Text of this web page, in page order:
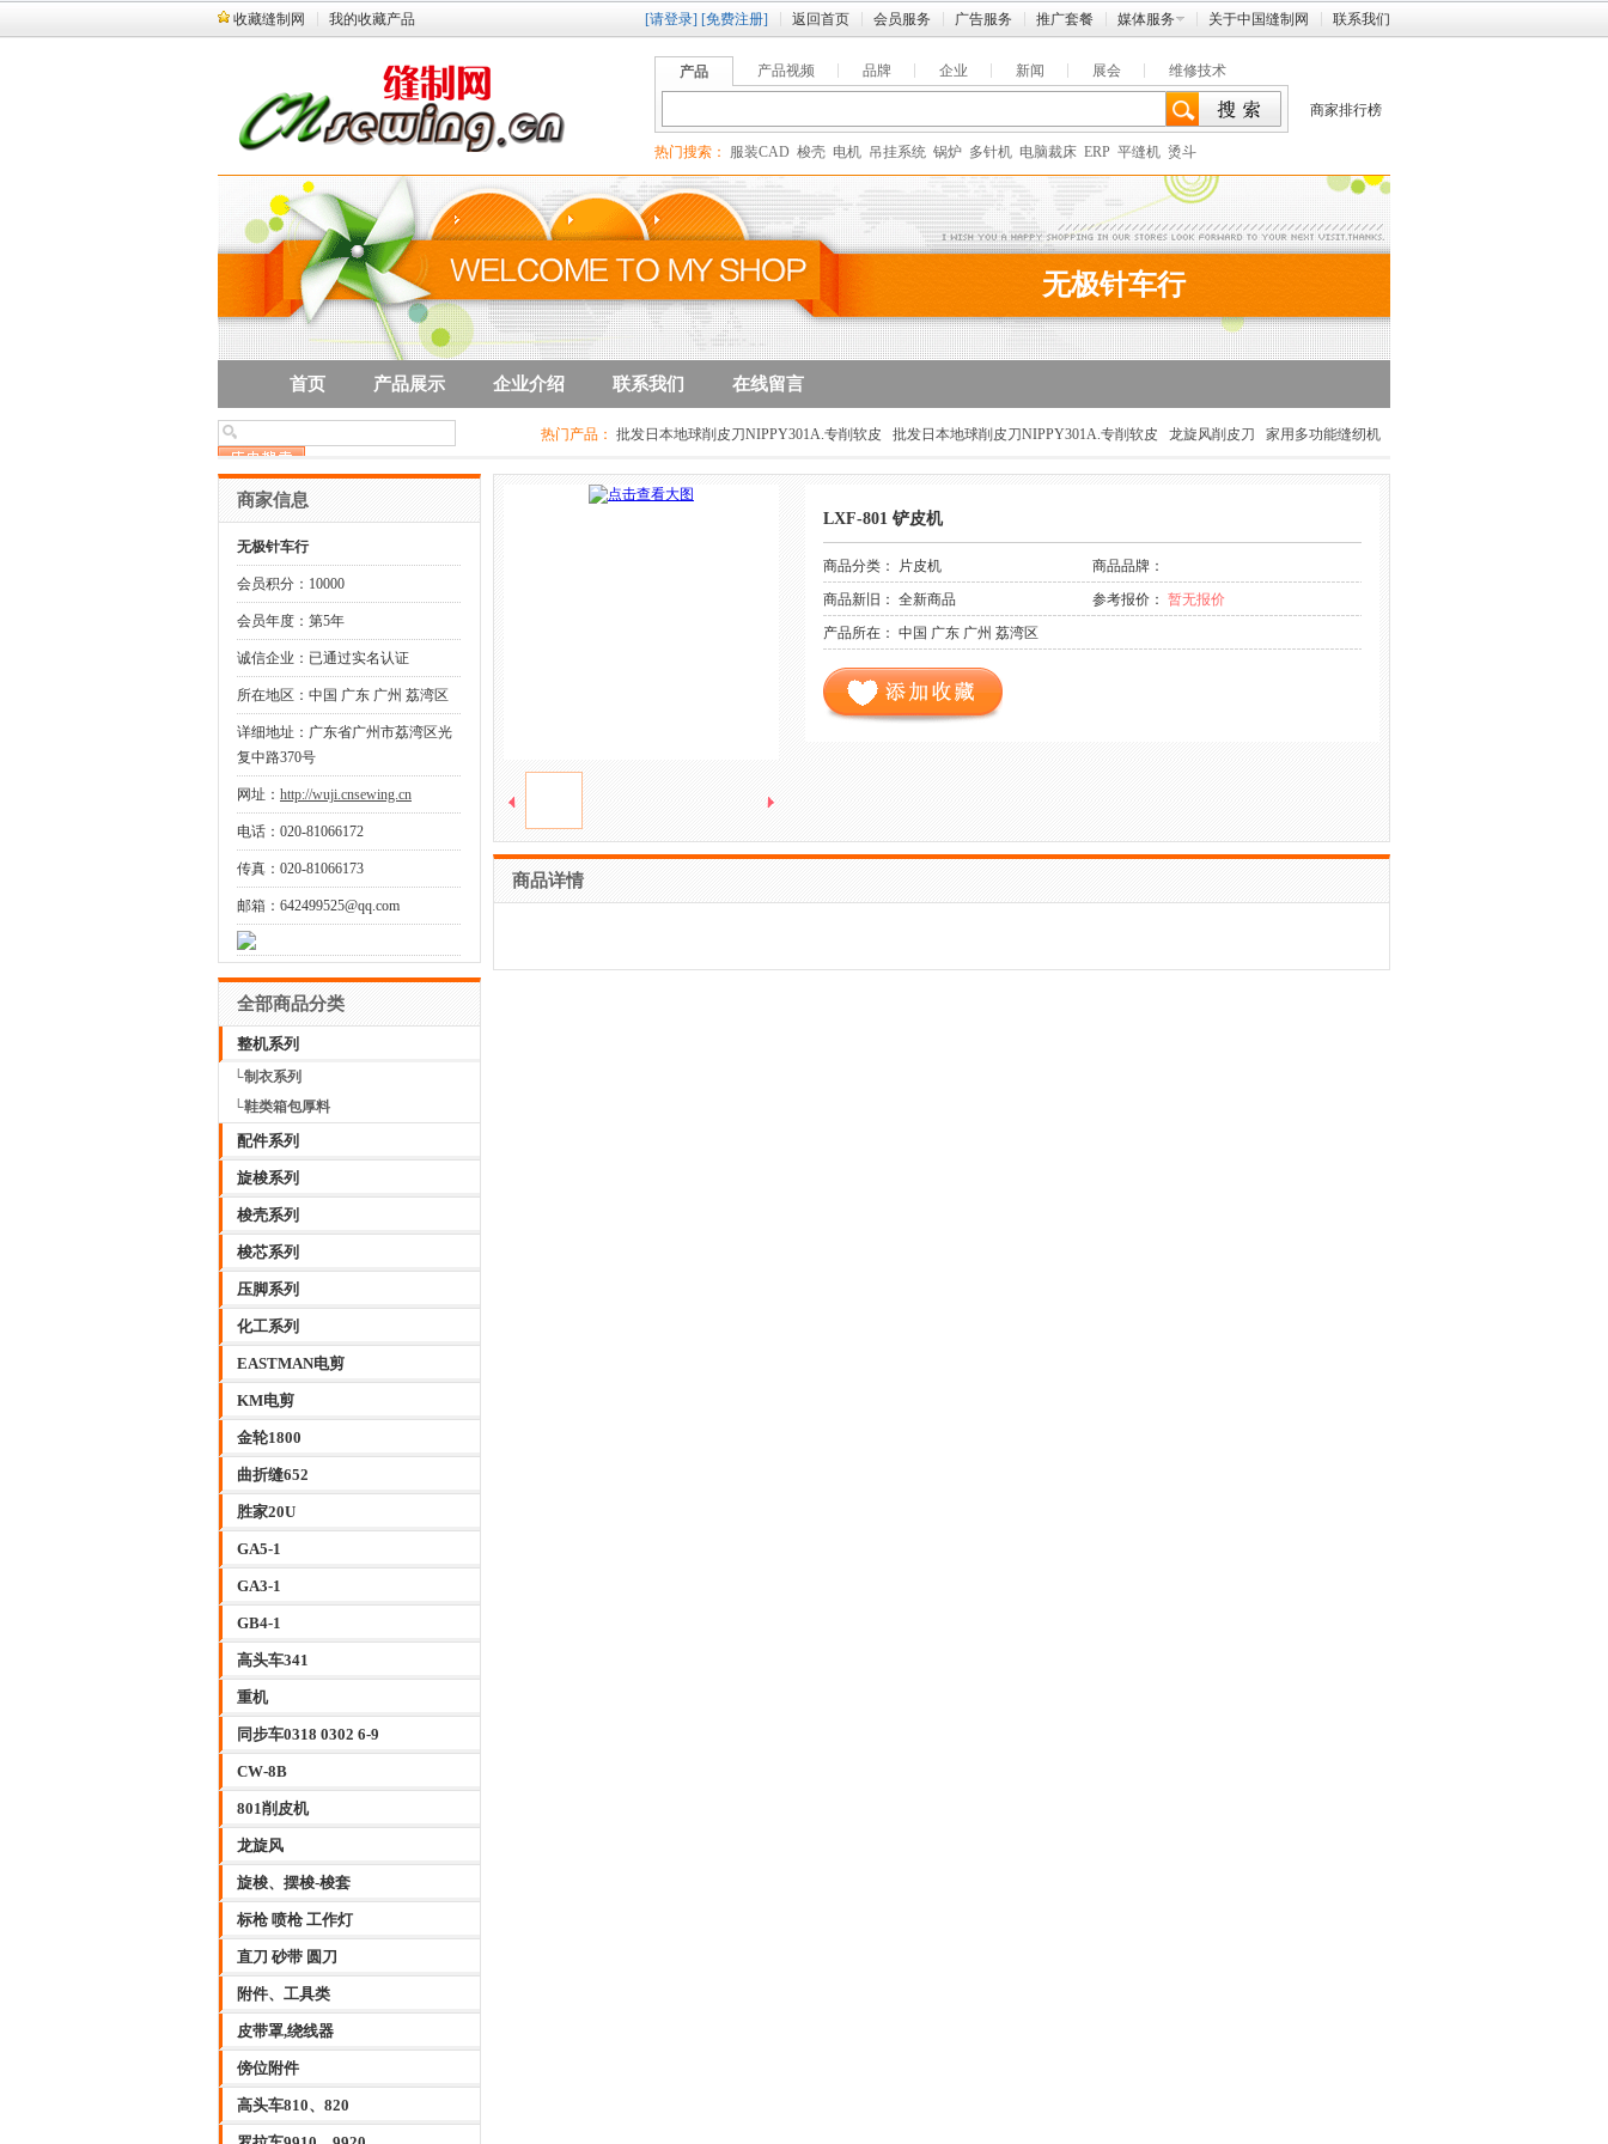
收藏缝制网 我的收藏产品 [请登录] [免费注册] 返回首页 会员服务 广告服务 推广套餐 媒体服务 关于中国缝制网 联系我们
产品 产品视频 品牌 企业 新闻 展会 维修技术
热门搜索： 服装CAD 梭壳 电机 吊挂系统 锅炉 多针机 电脑裁床 ERP 平缝机 烫斗
商家排行榜
无极针车行
首页 产品展示 企业介绍 联系我们 在线留言
热门产品： 批发日本地球削皮刀NIPPY301A.专削软皮 批发日本地球削皮刀NIPPY301A.专削软皮 龙旋风削皮刀
家用多功能缝纫机
商家信息
无极针车行
会员积分：10000
会员年度：第5年
诚信企业：已通过实名认证
所在地区：中国 广东 广州 荔湾区
详细地址：广东省广州市荔湾区光
复中路370号
网址： http://wuji.cnsewing.cn
电话：020-81066172
传真：020-81066173
邮箱：642499525@qq.com
全部商品分类
整机系列
└制衣系列
└鞋类箱包厚料
配件系列
旋梭系列
梭壳系列
梭芯系列
压脚系列
化工系列
EASTMAN电剪
KM电剪
金轮1800
曲折缝652
胜家20U
GA5-1
GA3-1
GB4-1
高头车341
重机
同步车0318 0302 6-9
CW-8B
801削皮机
龙旋风
旋梭、摆梭-梭套
标枪 喷枪 工作灯
直刀 砂带 圆刀
附件、工具类
皮带罩,绕线器
傍位附件
高头车810、820
LXF-801 铲皮机
商品分类： 片皮机
商品品牌：
商品新旧： 全新商品
参考报价： 暂无报价
产品所在： 中国 广东 广州 荔湾区
商品详情